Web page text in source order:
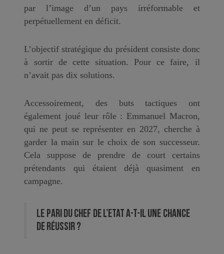
par l’image d’un pays irréformable et
perpétuellement en déficit.
L’objectif stratégique du président consiste donc
à sortir de cette situation. Pour ce faire, il
n’avait pas dix solutions.
Accessoirement, des buts tactiques ont
également joué leur rôle : Emmanuel Macron,
qui ne peut se représenter en 2027, cherche à
garder la main sur le choix de son successeur.
Cela suppose de prendre de court certains
prétendants qui étaient déjà quasiment en
campagne.
Le pari du chef de l’Etat a-t-il une chance
de réussir ?